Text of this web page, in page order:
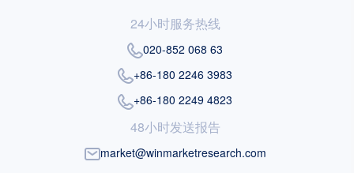
24小时服务热线
020-852 068 63
+86-180 2246 3983
+86-180 2249 4823
48小时发送报告
market@winmarketresearch.com